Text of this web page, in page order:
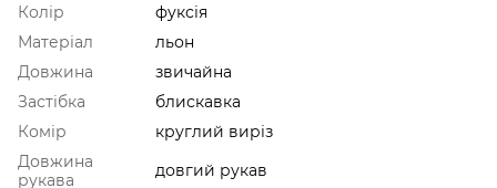
Колір
фуксія
Матеріал
льон
Довжина
звичайна
Застібка
блискавка
Комір
круглий виріз
Довжина
рукава
довгий рукав